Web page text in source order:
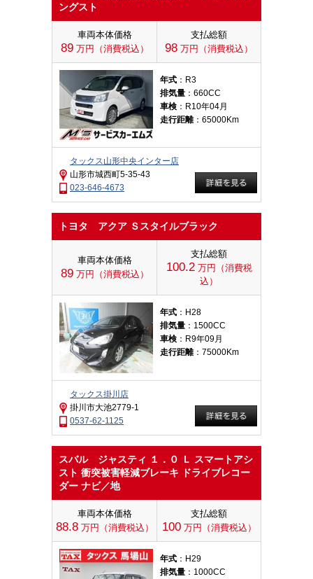
ングスト
車両本体価格
89万円（消費税込）
支払総額
98 万円（消費税込）
年式 ：R3
排気量 ：660CC
車検 ：R10年04月
走行距離：65000Km
タックス山形中央インター店
山形市城西町5-35-43
023-646-4673
トヨタ アクア Ｓスタイルブラック
車両本体価格
89万円（消費税込）
支払総額
100.2万円（消費税
込）
年式 ：H28
排気量 ：1500CC
車検 ：R9年09月
走行距離：75000Km
タックス掛川店
掛川市大池2779-1
0537-62-1125
スバル ジャスティ １．０ Ｌ スマートアシ
スト 衝突被害軽減ブレーキ ドライブレコー
ダー ナビ／地
車両本体価格
88.8万円（消費税込）
支払総額
100万円（消費税込）
年式 ：H29
排気量 ：1000CC